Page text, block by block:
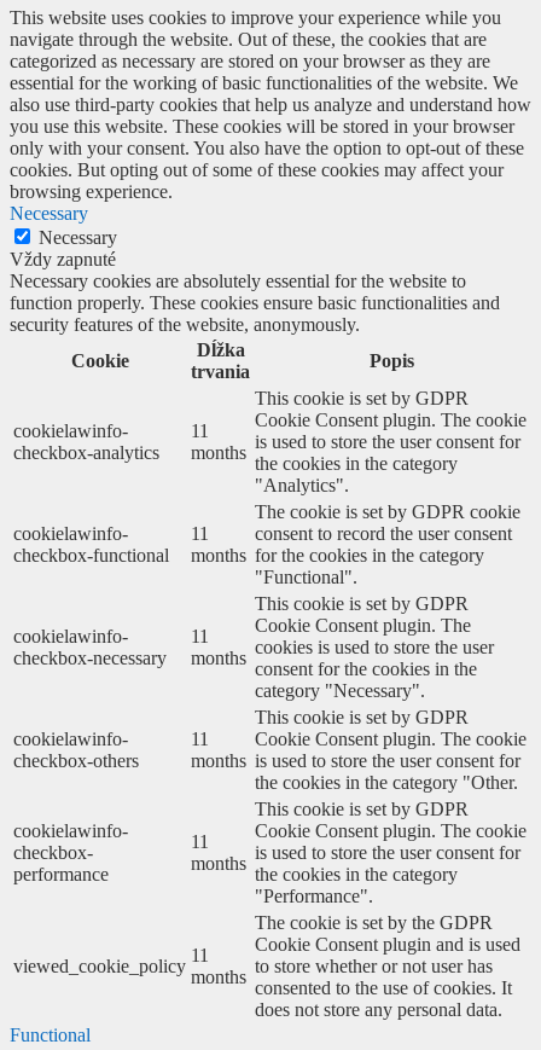
This website uses cookies to improve your experience while you
navigate through the website. Out of these, the cookies that are
categorized as necessary are stored on your browser as they are
essential for the working of basic functionalities of the website. We
also use third-party cookies that help us analyze and understand how
you use this website. These cookies will be stored in your browser
only with your consent. You also have the option to opt-out of these
cookies. But opting out of some of these cookies may affect your
browsing experience.
Necessary
Necessary
Vždy zapnuté
Necessary cookies are absolutely essential for the website to
function properly. These cookies ensure basic functionalities and
security features of the website, anonymously.
Cookie
Dĺžka
trvania
Popis
cookielawinfo-
checkbox-analytics
11
months
This cookie is set by GDPR
Cookie Consent plugin. The cookie
is used to store the user consent for
the cookies in the category
"Analytics".
cookielawinfo-
checkbox-functional
11
months
The cookie is set by GDPR cookie
consent to record the user consent
for the cookies in the category
"Functional".
cookielawinfo-
checkbox-necessary
11
months
This cookie is set by GDPR
Cookie Consent plugin. The
cookies is used to store the user
consent for the cookies in the
category "Necessary".
cookielawinfo-
checkbox-others
11
months
This cookie is set by GDPR
Cookie Consent plugin. The cookie
is used to store the user consent for
the cookies in the category "Other.
cookielawinfo-
checkbox-
performance
11
months
This cookie is set by GDPR
Cookie Consent plugin. The cookie
is used to store the user consent for
the cookies in the category
"Performance".
viewed_cookie_policy
11
months
The cookie is set by the GDPR
Cookie Consent plugin and is used
to store whether or not user has
consented to the use of cookies. It
does not store any personal data.
Functional